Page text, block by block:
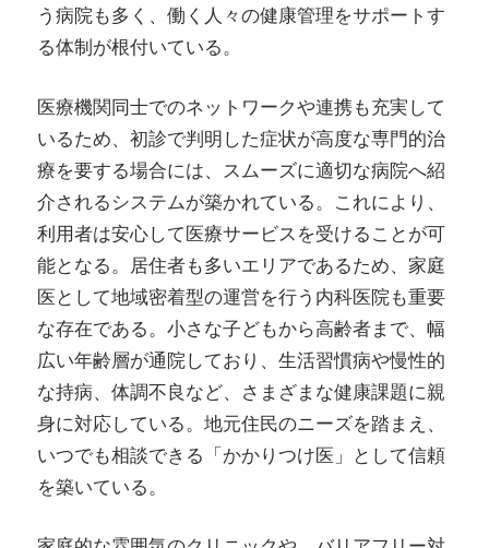
う病院も多く、働く人々の健康管理をサポートす
る体制が根付いている。
医療機関同士でのネットワークや連携も充実して
いるため、初診で判明した症状が高度な専門的治
療を要する場合には、スムーズに適切な病院へ紹
介されるシステムが築かれている。これにより、
利用者は安心して医療サービスを受けることが可
能となる。居住者も多いエリアであるため、家庭
医として地域密着型の運営を行う内科医院も重要
な存在である。小さな子どもから高齢者まで、幅
広い年齢層が通院しており、生活習慣病や慢性的
な持病、体調不良など、さまざまな健康課題に親
身に対応している。地元住民のニーズを踏まえ、
いつでも相談できる「かかりつけ医」として信頼
を築いている。